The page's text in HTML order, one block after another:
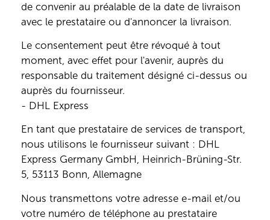
de convenir au préalable de la date de livraison
avec le prestataire ou d'annoncer la livraison.
Le consentement peut être révoqué à tout
moment, avec effet pour l'avenir, auprès du
responsable du traitement désigné ci-dessus ou
auprès du fournisseur.
- DHL Express
En tant que prestataire de services de transport,
nous utilisons le fournisseur suivant : DHL
Express Germany GmbH, Heinrich-Brüning-Str.
5, 53113 Bonn, Allemagne
Nous transmettons votre adresse e-mail et/ou
votre numéro de téléphone au prestataire